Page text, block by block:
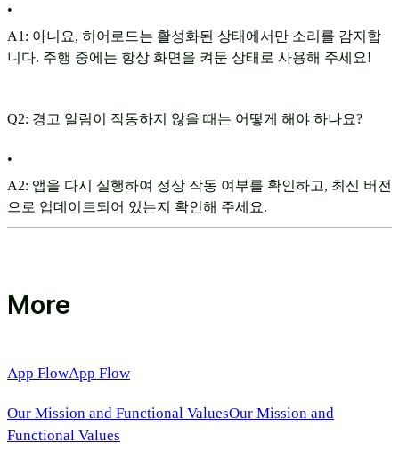
•
A1: 아니요, 히어로드는 활성화된 상태에서만 소리를 감지합
니다. 주행 중에는 항상 화면을 켜둔 상태로 사용해 주세요!
Q2: 경고 알림이 작동하지 않을 때는 어떻게 해야 하나요?
•
A2: 앱을 다시 실행하여 정상 작동 여부를 확인하고, 최신 버전
으로 업데이트되어 있는지 확인해 주세요.
More
App FlowApp Flow
Our Mission and Functional ValuesOur Mission and
Functional Values